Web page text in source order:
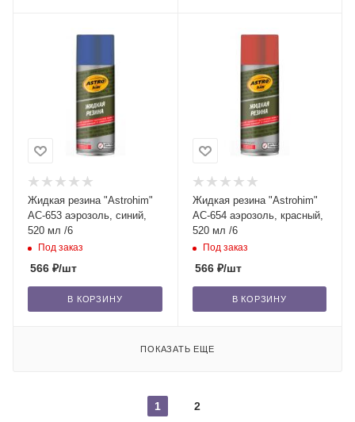
Жидкая резина "Astrohim"
АС-653 аэрозоль, синий,
520 мл /6
Под заказ
566 ₽/шт
В КОРЗИНУ
Жидкая резина "Astrohim"
АС-654 аэрозоль, красный,
520 мл /6
Под заказ
566₽/шт
В КОРЗИНУ
ПОКАЗАТЬ ЕЩЕ
1 2